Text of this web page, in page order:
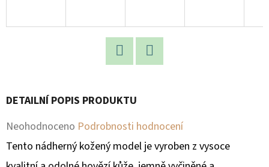
DETAILNÍ POPIS PRODUKTU
Průměrné
hodnocení
Neohodnoceno Podrobnosti hodnocení
Tento nádherný kožený model je vyroben z vysoce
HLEDAT
D
O
P
O
R